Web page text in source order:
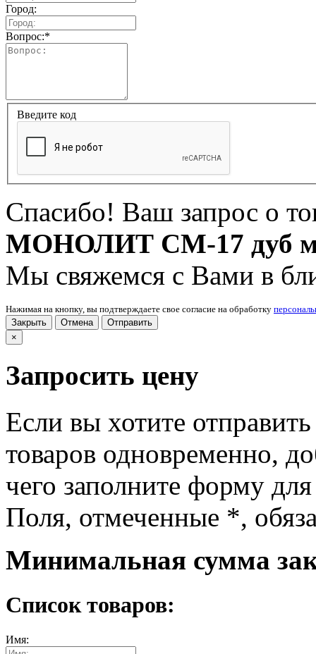
Город:
Вопрос:*
Введите код
Спасибо! Ваш запрос о
МОНОЛИТ СМ-17 дуб
Мы свяжемся с Вами в
Нажимая на кнопку, вы подтверждаете свое согласие на обработку
Закрыть
Отмена
Отправить
×
Запросить цену
Если вы хотите
товаров одновременно,
чего заполните форму
Поля, отмеченные *,
Минимальная сумма
Список товаров:
Имя: